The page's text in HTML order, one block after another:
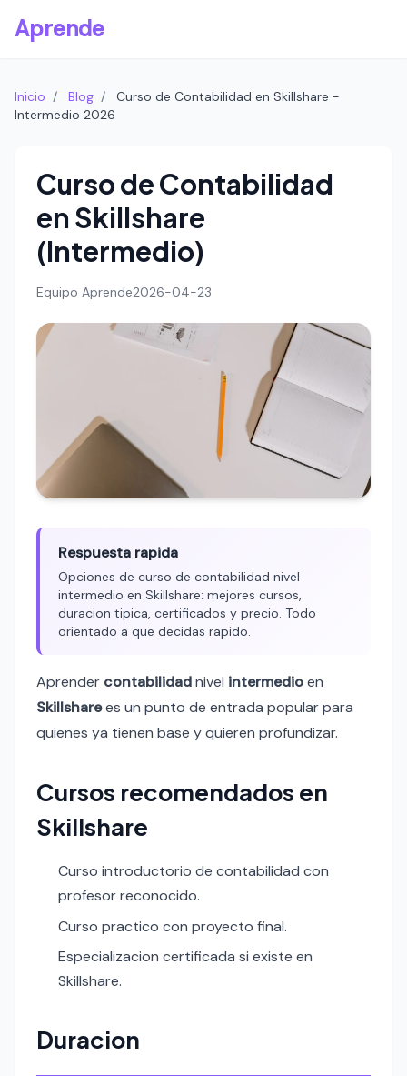
Aprende
Inicio / Blog /
Curso de Contabilidad en Skillshare -
Intermedio 2026
Curso de Contabilidad
en Skillshare
(Intermedio)
Equipo Aprende2026-04-23
Respuesta rapida
Opciones de curso de contabilidad nivel
intermedio en Skillshare: mejores cursos,
duracion tipica, certificados y precio. Todo
orientado a que decidas rapido.
Aprender contabilidadnivel intermedioen
Skillsharees un punto de entrada popular para
quienes ya tienen base y quieren profundizar.
Cursos recomendados en
Skillshare
Curso introductorio de contabilidad con
profesor reconocido.
Curso practico con proyecto final.
Especializacion certificada si existe en
Skillshare.
Duracion